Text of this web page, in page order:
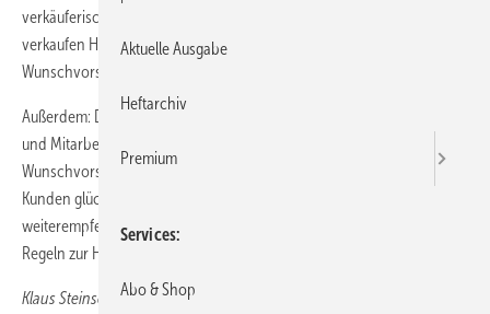
verkäuferisches Geschick und das Image des Unternehmens. Damit
verkaufen Handwerker ihren Kunden eine Idee, eine Vision, eine
Wunschvorstellung.
Außerdem: Der letzte Eindruck bleibt! Das sind die Mitarbeiterinnen
und Mitarbeiter, die bei den Kunden vor Ort aus Visionen, Ideen und
Wunschvorstellungen Realität schaffen. Der Leitfaden soll helfen, aus
Kunden glückliche Kunden zu machen, die das Unternehmen
weiterempfehlen. Dafür gibt Steinseifer den Lesern einige einfache
Regeln zur Hand.
Klaus Steinseifer, Checkliste – Der Weg zum glücklichen Kunden, Buch
Aktuelle Ausgabe
Heftarchiv
Premium
Services
Abo & Shop